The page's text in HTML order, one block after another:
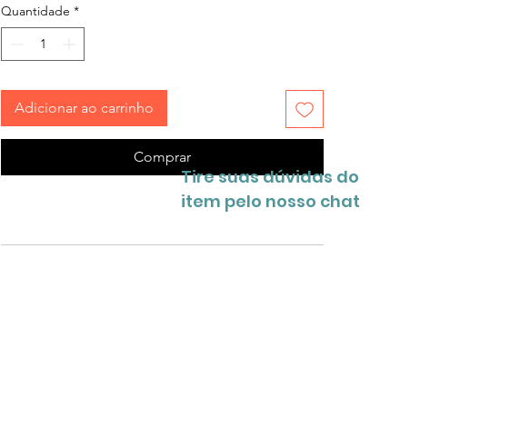
Quantidade *
Adicionar ao carrinho
Comprar
Tire suas dúvidas do
item pelo nosso chat